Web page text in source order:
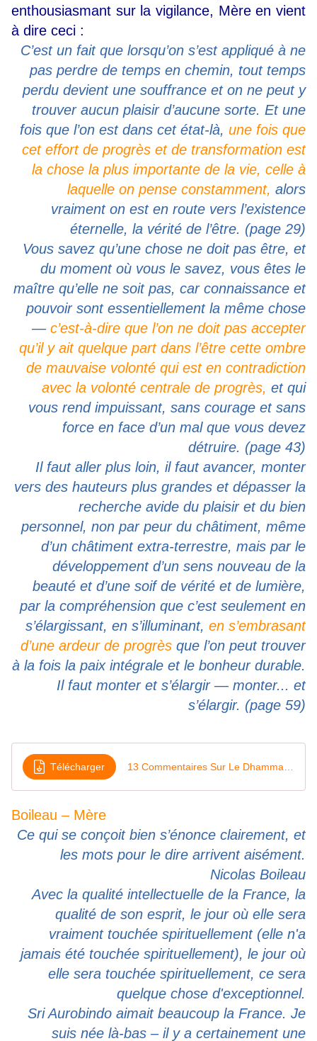
enthousiasmant sur la vigilance, Mère en vient
à dire ceci :
C’est un fait que lorsqu’on s’est appliqué à ne
pas perdre de temps en chemin, tout temps
perdu devient une souffrance et on ne peut y
trouver aucun plaisir d’aucune sorte. Et une
fois que l’on est dans cet état-là, une fois que
cet effort de progrès et de transformation est
la chose la plus importante de la vie, celle à
laquelle on pense constamment, alors
vraiment on est en route vers l’existence
éternelle, la vérité de l’être. (page 29)
Vous savez qu’une chose ne doit pas être, et
du moment où vous le savez, vous êtes le
maître qu’elle ne soit pas, car connaissance et
pouvoir sont essentiellement la même chose
— c’est-à-dire que l’on ne doit pas accepter
qu’il y ait quelque part dans l’être cette ombre
de mauvaise volonté qui est en contradiction
avec la volonté centrale de progrès, et qui
vous rend impuissant, sans courage et sans
force en face d’un mal que vous devez
détruire. (page 43)
Il faut aller plus loin, il faut avancer, monter
vers des hauteurs plus grandes et dépasser la
recherche avide du plaisir et du bien
personnel, non par peur du châtiment, même
d’un châtiment extra-terrestre, mais par le
développement d’un sens nouveau de la
beauté et d’une soif de vérité et de lumière,
par la compréhension que c’est seulement en
s’élargissant, en s’illuminant, en s’embrasant
d’une ardeur de progrès que l’on peut trouver
à la fois la paix intégrale et le bonheur durable.
Il faut monter et s’élargir — monter... et
s’élargir. (page 59)
Télécharger
Boileau –Mère
Ce qui se conçoit bien s’énonce clairement, et
les mots pour le dire arrivent aisément.
Nicolas Boileau
Avec la qualité intellectuelle de la France, la
qualité de son esprit, le jour où elle sera
vraiment touchée spirituellement (elle n'a
jamais été touchée spirituellement), le jour où
elle sera touchée spirituellement, ce sera
quelque chose d'exceptionnel.
Sri Aurobindo aimait beaucoup la France. Je
suis née là-bas – il y a certainement une